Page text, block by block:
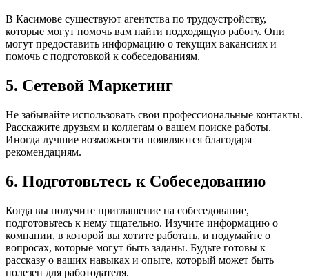
В Касимове существуют агентства по трудоустройству,
которые могут помочь вам найти подходящую работу. Они
могут предоставить информацию о текущих вакансиях и
помочь с подготовкой к собеседованиям.
5. Сетевой Маркетинг
Не забывайте использовать свои профессиональные контакты.
Расскажите друзьям и коллегам о вашем поиске работы.
Иногда лучшие возможности появляются благодаря
рекомендациям.
6. Подготовьтесь к Собеседованию
Когда вы получите приглашение на собеседование,
подготовьтесь к нему тщательно. Изучите информацию о
компании, в которой вы хотите работать, и подумайте о
вопросах, которые могут быть заданы. Будьте готовы к
рассказу о ваших навыках и опыте, который может быть
полезен для работодателя.